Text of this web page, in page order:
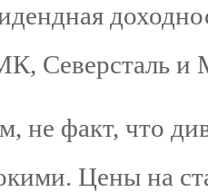
Северсталь
не факт, что
Цены на